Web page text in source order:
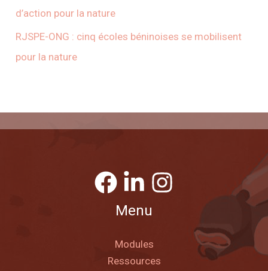
d’action pour la nature
RJSPE-ONG : cinq écoles béninoises se mobilisent
pour la nature
Menu
Modules
Ressources